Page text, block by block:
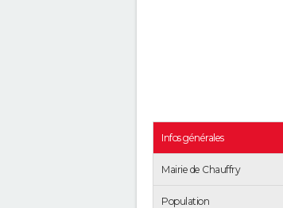
Infos générales
Mairie de Chauffry
Population